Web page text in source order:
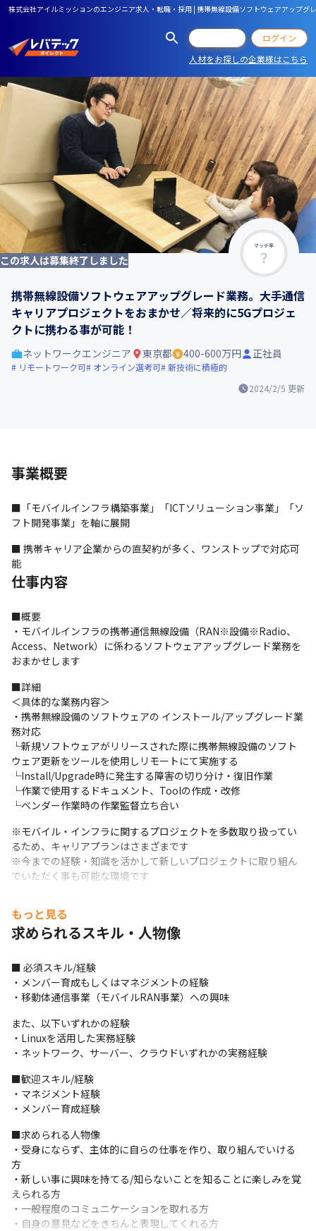
株式会社アイルミッションのエンジニア求人・転職・採用 | 携帯無線設備ソフトウェアアップ
ログイン
人材をお探しの企業様はこちら
マッチ率
この求人は募集終了しました
携帯無線設備ソフトウェアアップグレード業務。大手通信
キャリアプロジェクトをおまかせ／将来的に5Gプロジェ
クトに携わる事が可能！
2024/2/5 更新
ネットワークエンジニア 東京都 400-600万円 正社員
リモートワーク可 オンライン選考可 新技術に積極的
事業概要
■「モバイルインフラ構築事業」「ICTソリューション事業」「ソ
フト開発事業」を軸に展開
■ 携帯キャリア企業からの直契約が多く、ワンストップで対応可
能
仕事内容
■概要
・モバイルインフラの携帯通信無線設備（RAN※設備※Radio、
Access、Network）に係わるソフトウェアアップグレード業務を
おまかせします
■詳細
＜具体的な業務内容＞
・携帯無線設備のソフトウェアの インストール/アップグレード業
務対応
└新規ソフトウェアがリリースされた際に携帯無線設備のソフト
ウェア更新をツールを使用しリモートにて実施する
└Install/Upgrade時に発生する障害の切り分け・復旧作業
└作業で使用するドキュメント、Toolの作成・改修
└ベンダー作業時の作業監督立ち合い
※モバイル・インフラに関するプロジェクトを多数取り扱ってい
るため、キャリアプランはさまざまです
※今までの経験・知識を活かして新しいプロジェクトに取り組ん
でいただく事も可能な環境です
・大手機器メーカーが手掛けるようなシステム開発に携われるま
す
工程にステップアップしたい方は、成長が見込めます
もっと見る
求められるスキル・人物像
■ 必須スキル/経験
・メンバー育成もしくはマネジメントの経験
・移動体通信事業（モバイルRAN事業）への興味
また、以下いずれかの経験
・Linuxを活用した実務経験
・ネットワーク、サーバー、クラウドいずれかの実務経験
■歓迎スキル/経験
・マネジメント経験
・メンバー育成経験
■求められる人物像
・受身にならず、主体的に自らの仕事を作り、取り組んでいける
方
・新しい事に興味を持てる/知らないことを知ることに楽しみを覚
えられる方
・一般程度のコミュニケーションを取れる方
・自身の意見などをきちんと表現してくれる方